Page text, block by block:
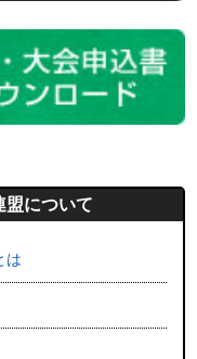
盟について
は